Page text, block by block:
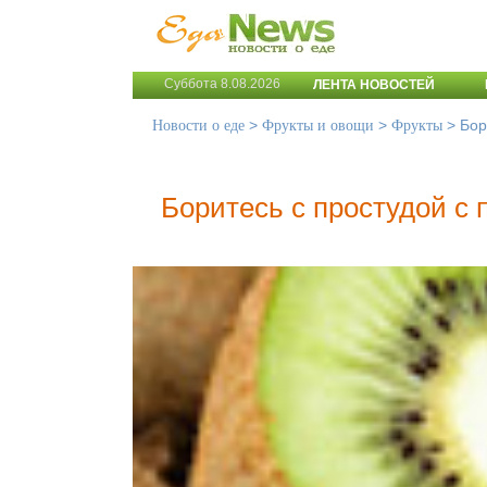
Суббота 8.08.2026 ЛЕНТА НОВОСТЕЙ
Новости о еде > Фрукты и овощи > Фрукты >
Боритесь с простудой